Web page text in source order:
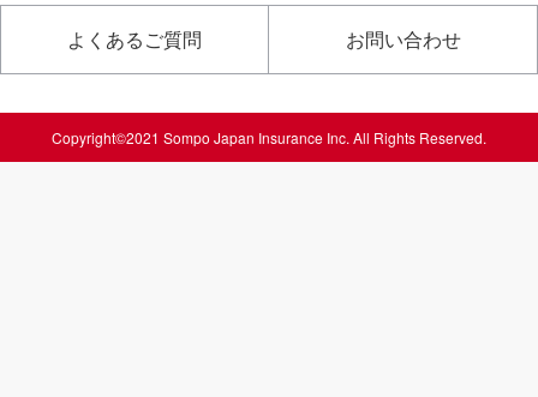
よくあるご質問 お問い合わせ
Copyright©2021 Sompo Japan Insurance Inc. All Rights Reserved.